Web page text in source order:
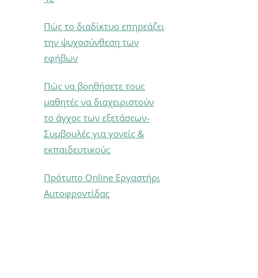
Πώς το διαδίκτυο επηρεάζει
την ψυχοσύνθεση των
εφήβων
Πώς να βοηθήσετε τους
μαθητές να διαχειριστούν
το άγχος των εξετάσεων-
Συμβουλές για γονείς &
εκπαιδευτικούς
Πρότυπο Online Εργαστήρι
Αυτοφροντίδας